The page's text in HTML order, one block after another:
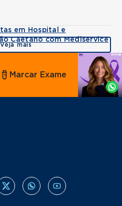
em Hospital e
Caetano com Mediservice
Veja mais
Agende
por
Whatsapp
Marcar Exame